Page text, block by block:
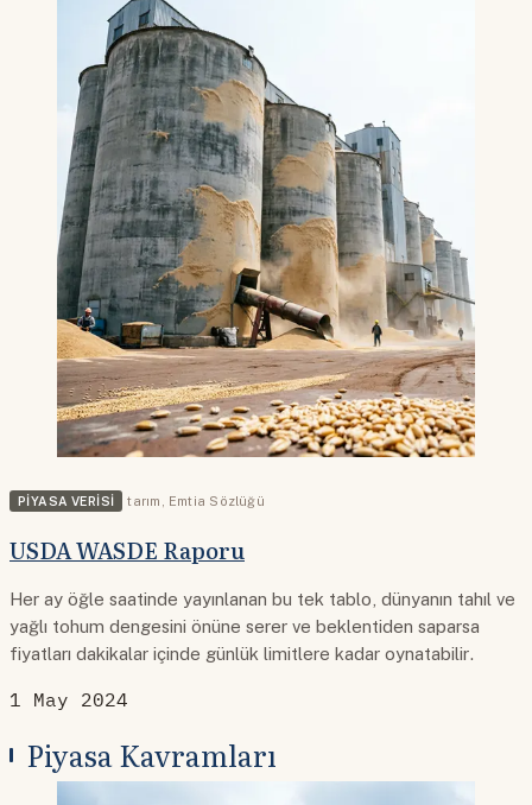
PIYASA VERISI tarım Emtia Sözlüğü
USDA WASDE Raporu
Her ay öğle saatinde yayınlanan bu tek tablo, dünyanın tahıl ve
yağlı tohum dengesini önüne serer ve beklentiden saparsa
fiyatları dakikalar içinde günlük limitlere kadar oynatabilir.
1 May 2024
Piyasa Kavramları